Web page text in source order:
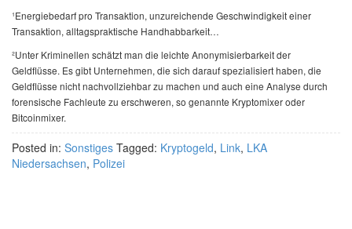
¹Energiebedarf pro Transaktion, unzureichende Geschwindigkeit einer
Transaktion, alltagspraktische Handhabbarkeit…
²Unter Kriminellen schätzt man die leichte Anonymisierbarkeit der
Geldflüsse. Es gibt Unternehmen, die sich darauf spezialisiert haben, die
Geldflüsse nicht nachvollziehbar zu machen und auch eine Analyse durch
forensische Fachleute zu erschweren, so genannte Kryptomixer oder
Bitcoinmixer.
Posted in: Sonstiges Tagged: Kryptogeld, Link, LKA
Niedersachsen, Polizei